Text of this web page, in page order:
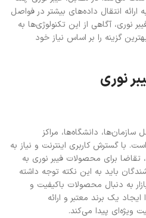
انتقال داده‌های بیشتر در فواصل
نوری، آگاهی از این تکنولوژی‌ها به
گزینه را بر اساس نیاز خود
نوری
سازمان‌ها، دانشگاه‌ها، مراکز
با گسترش کاربری اینترنت و نیاز به
برای محصولات فیبر نوری به
باید به این نکته توجه داشته
به دنبال محصولات باکیفیت و
یک برند معتبر و ارائه
ویژه‌ای پیدا می‌کند.